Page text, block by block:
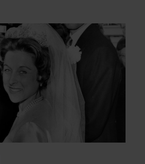
haar vandaag de dag het